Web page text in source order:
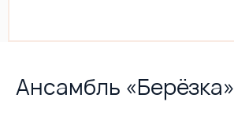
Ансамбль «Берёзка»